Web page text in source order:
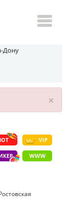
Дону
×
VIP
WWW